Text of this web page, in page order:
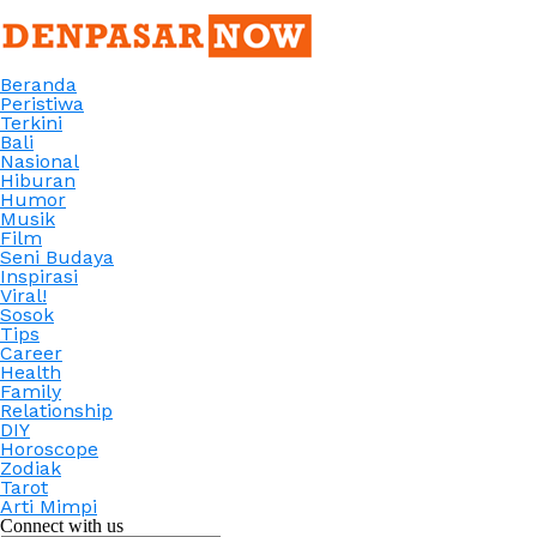
Beranda
Peristiwa
Terkini
Bali
Nasional
Hiburan
Humor
Musik
Film
Seni Budaya
Inspirasi
Viral!
Sosok
Tips
Career
Health
Family
Relationship
DIY
Horoscope
Zodiak
Tarot
Arti Mimpi
Connect with us